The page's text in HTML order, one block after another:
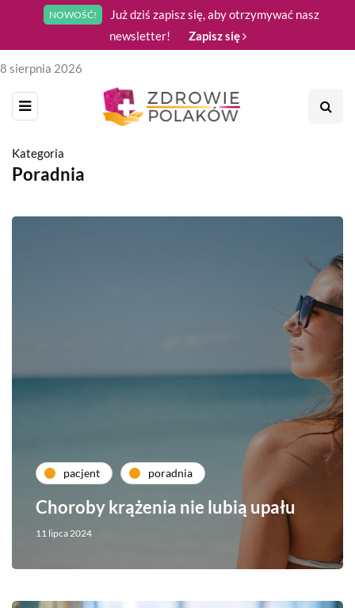
NOWOŚĆ!
Już dziś zapisz się, aby otrzymywać nasz
newsletter!
Zapisz się
8 sierpnia 2026
Kategoria
Poradnia
pacjent poradnia
Choroby krążenia nie lubią upału
11 lipca 2024